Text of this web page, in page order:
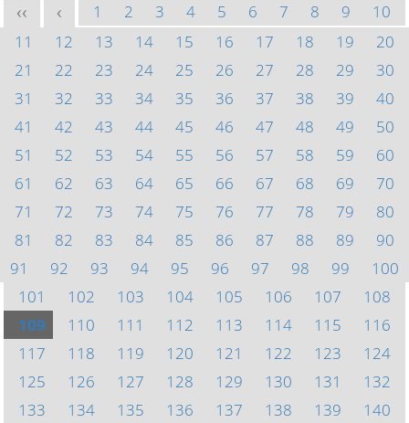
<< < 1 2 3 4 5 6 7 8 9
10
11
12 13 14 15 16 17 18 19
20
21
22 23 24 25 26 27 28 29
30
31
32 33 34 35 36 37 38 39
40
41
42 43 44 45 46 47 48 49
50
51
52 53 54 55 56 57 58 59
60
61
62 63 64 65 66 67 68 69
70
71
72 73 74 75 76 77 78 79
80
81
82 83 84 85 86 87 88 89
90
91
92 93 94 95 96 97 98 99
100
101
102 103 104 105 106 107
108
109
110 111 112 113 114 115
116
117
118 119 120 121 122 123
124
125
126 127 128 129 130 131
132
133
134 135 136 137 138 139
140